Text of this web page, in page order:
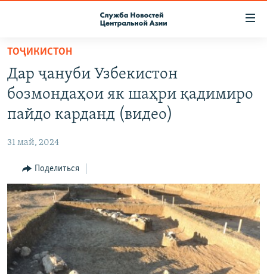
Вернуться
основному
содержанию
Вернутся
главной
Вернутся
поиску
ПОДПИСКА
КОНТАКТЫ
НАСТОЯЩЕЕ ВРЕМЯ
МИГРАНТ МЕДИА
ТОҶИКИСТОН
Дар ҷануби Узбекистон
бозмондаҳои як шаҳри қадимиро
пайдо карданд (видео)
31 май, 2024
Поделиться